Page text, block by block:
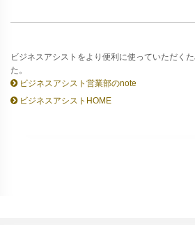
ビジネスアシストをより便利に使っていただく
た。
ビジネスアシスト営業部のnote
ビジネスアシストHOME